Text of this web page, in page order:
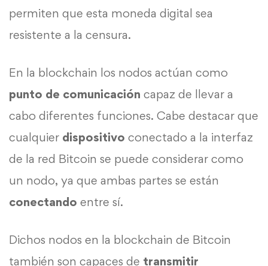
permiten que esta moneda digital sea
resistente a la censura.
En la blockchain los nodos actúan como
punto de comunicación capaz de llevar a
cabo diferentes funciones. Cabe destacar que
cualquier dispositivo conectado a la interfaz
de la red Bitcoin se puede considerar como
un nodo, ya que ambas partes se están
conectando entre sí.
Dichos nodos en la blockchain de Bitcoin
también son capaces de transmitir